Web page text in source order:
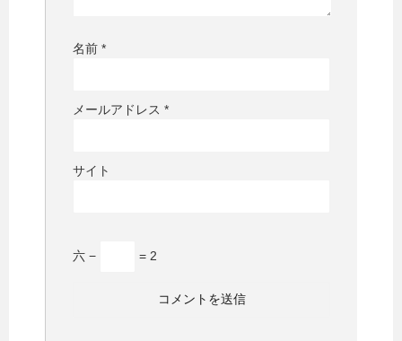
名前 *
メールアドレス *
サイト
六 − = 2